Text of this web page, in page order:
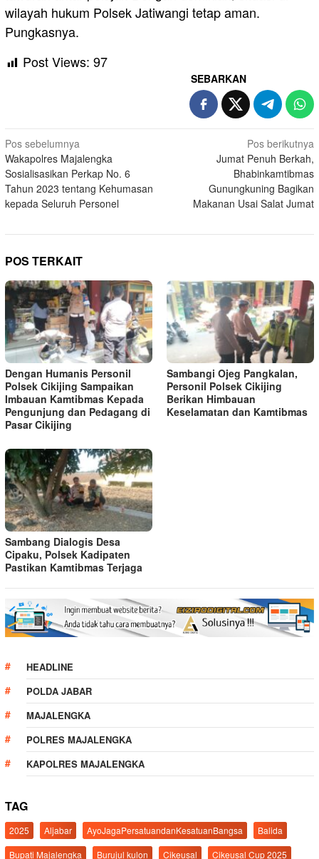
wilayah hukum Polsek Jatiwangi tetap aman.
Pungkasnya.
Post Views: 97
SEBARKAN
Navigasi
pos
Pos sebelumnya
Wakapolres Majalengka
Sosialisasikan Perkap No. 6
Tahun 2023 tentang Kehumasan
kepada Seluruh Personel
Pos berikutnya
Jumat Penuh Berkah,
Bhabinkamtibmas
Gunungkuning Bagikan
Makanan Usai Salat Jumat
POS TERKAIT
Dengan Humanis Personil
Polsek Cikijing Sampaikan
Imbauan Kamtibmas Kepada
Pengunjung dan Pedagang di
Pasar Cikijing
Sambangi Ojeg Pangkalan,
Personil Polsek Cikijing
Berikan Himbauan
Keselamatan dan Kamtibmas
Sambang Dialogis Desa
Cipaku, Polsek Kadipaten
Pastikan Kamtibmas Terjaga
HEADLINE
POLDA JABAR
MAJALENGKA
POLRES MAJALENGKA
KAPOLRES MAJALENGKA
TAG
2025 Aljabar AyoJagaPersatuandanKesatuanBangsa
Balida
Bupati Majalengka
Burujul kulon Cikeusal Cikeusal Cup 2025